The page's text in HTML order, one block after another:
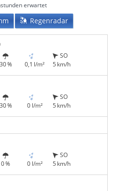
erwartet
Regenradar
30 % 0,1 l/m²
SO
5 km/h
30 % 0 l/m²
SO
5 km/h
0 % 0 l/m²
SO
5 km/h